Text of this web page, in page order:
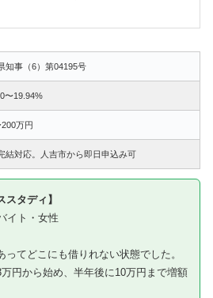
知事（6）第04195号
〜19.94%
200万円
結対応。人吉市から即日申込み可
スタディ】
イト・女性
ってどこにも借りれない状態でした。
円から始め、半年後に10万円まで増額